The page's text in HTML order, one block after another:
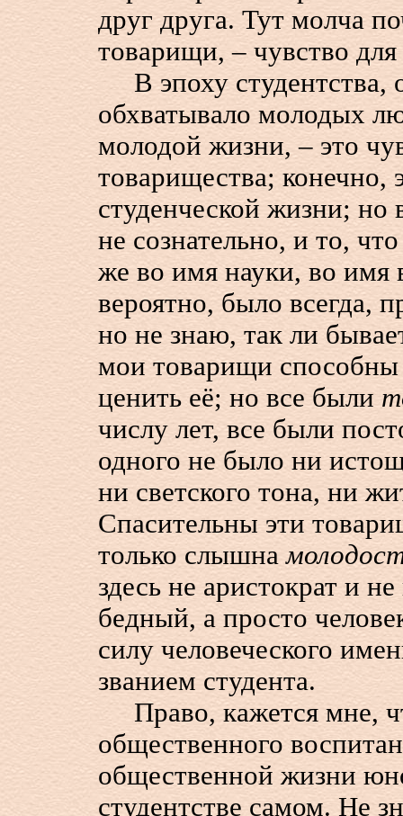
друг друга. Тут молча
товарищи, – чувство
В эпоху студентства,
обхватывало молодых
молодой жизни, – это
товарищества;
студенческой жизни; но
не сознательно, и то,
же во имя науки, во имя
вероятно, было всегда,
но не знаю, так ли
мои товарищи
ценить её; но все были
числу лет, все были
одного не было ни
ни светского тона, ни
Спасительны эти
только слышна
здесь не аристократ и
бедный, а просто
силу человеческого
званием студента.
Право, кажется мне,
общественного
общественной жизни
студентстве самом. Не